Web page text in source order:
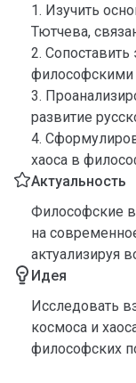
1. Изучить
Тютчева,
2.
философскими
3.
развитие
4.
хаоса в
Актуальность
Философские
на
актуализируя
Идея
Исследовать
космоса и
философских